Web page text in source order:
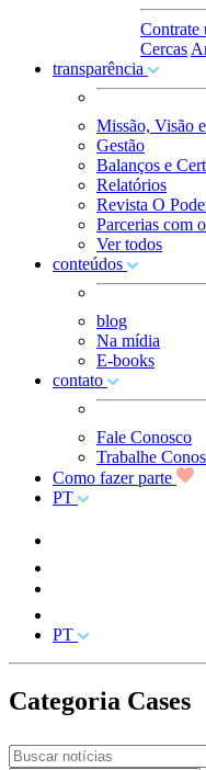
Contrate
Cercas
transparência
Missão, Visão
Gestão
Balanços e
Relatórios
Revista O
Parcerias com
Ver todos
conteúdos
blog
Na mídia
E-books
contato
Fale Conosco
Trabalhe
Como fazer parte
PT
PT
Categoria Cases